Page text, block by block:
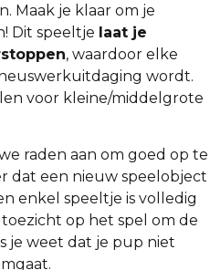
Maak je klaar om je
Dit speeltje laat je
, waardoor elke
wordt.
voor kleine/middelgrote
raden aan om goed op te
dat een nieuw speelobject
enkel speeltje is volledig
op het spel om de
je weet dat je pup niet